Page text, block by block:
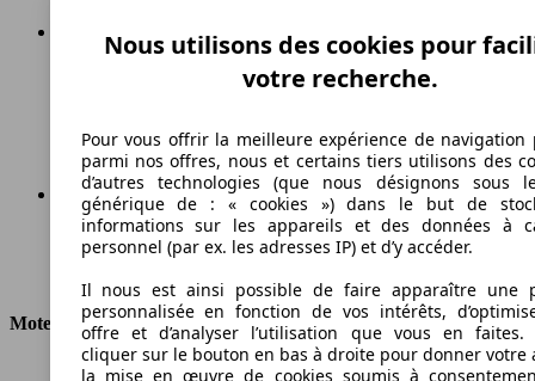
Ø 5.0 l/100km
Moteur et Puissance
KW (CH)
66 kW (90 PS)
Nous utilisons des cookies pour
votre recherche.
Pour vous offrir la meilleure expérience de navigation
parmi nos offres, nous et certains tiers utilisons des
d’autres technologies (que nous désignons sous
générique de : « cookies ») dans le but de
informations sur les appareils et des données à
personnel (par ex. les adresses IP) et d’y accéder.
Il nous est ainsi possible de faire apparaître une
personnalisée en fonction de vos intérêts,
offre et d’analyser l’utilisation que vous en faites.
cliquer sur le bouton en bas à droite pour donner votre
la mise en œuvre de cookies soumis à